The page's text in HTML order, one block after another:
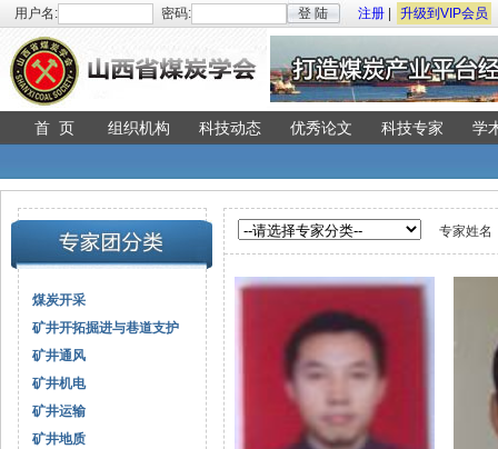
用户名: 密码: 登 陆 注册 升级到VIP会员
学
科技专家
优秀论文
科技动态
组织机构
首 页
煤炭开采
矿井开拓掘进与巷道支护
矿井通风
矿井机电
矿井运输
矿井地质
专家姓名